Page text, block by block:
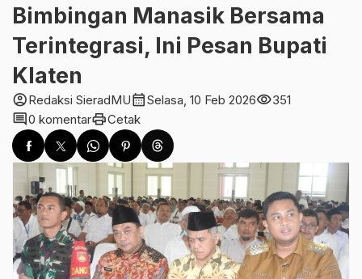
Bimbingan Manasik Bersama
Terintegrasi, Ini Pesan Bupati
Klaten
account_circleRedaksi SieradMUcalendar_monthSelasa, 10 Feb 2026visibility351
comment0 komentarprintCetak